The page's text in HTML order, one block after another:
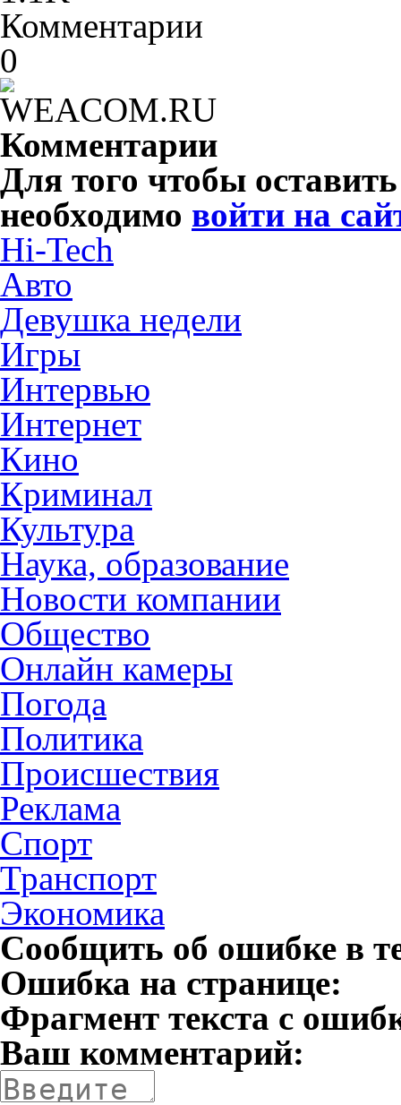
Комментарии
0
Комментарии
Для того чтобы
необходимо войти на
Hi-Tech
Авто
Девушка недели
Игры
Интервью
Интернет
Кино
Криминал
Культура
Наука, образование
Новости компании
Общество
Онлайн камеры
Погода
Политика
Происшествия
Реклама
Спорт
Транспорт
Экономика
Сообщить об ошибке в
Ошибка на странице:
Фрагмент текста с
Ваш комментарий: